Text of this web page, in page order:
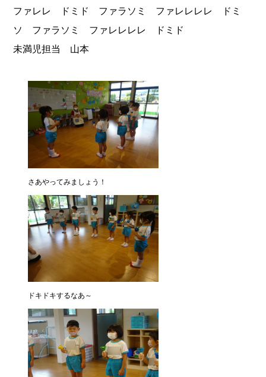
ファレレ ドミド ファラソミ ファレレレレ ドミ
ソ ファラソミ ファレレレレ ドミド
未満児担当 山本
さあやってみましょう！
ドキドキするなあ～